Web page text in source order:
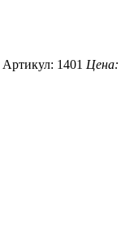
Артикул: 1401 Цена: